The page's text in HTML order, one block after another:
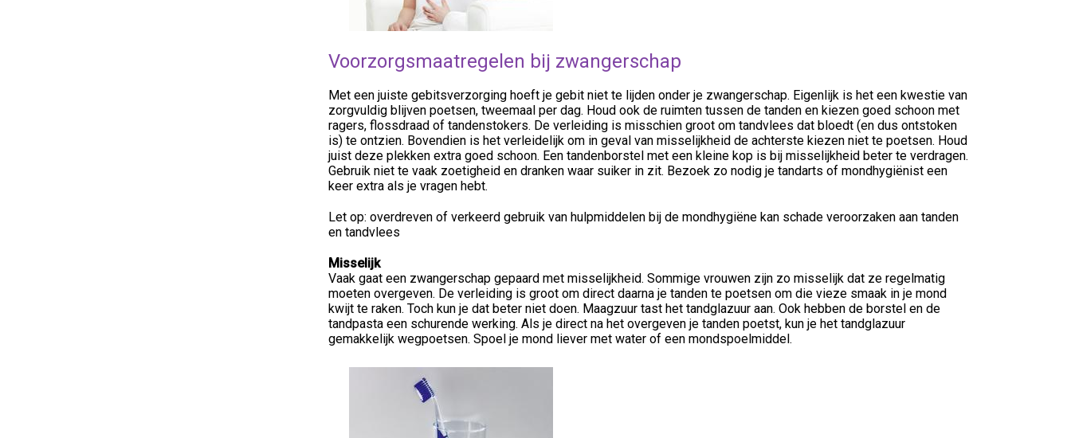
Voorzorgsmaatregelen bij zwangerschap
Met een juiste gebitsverzorging hoeft je gebit niet te lijden onder je zwangerschap. Eigenlijk is het een kwestie van
zorgvuldig blijven poetsen, tweemaal per dag. Houd ook de ruimten tussen de tanden en kiezen goed schoon met
ragers, flossdraad of tandenstokers. De verleiding is misschien groot om tandvlees dat bloedt (en dus ontstoken
is) te ontzien. Bovendien is het verleidelijk om in geval van misselijkheid de achterste kiezen niet te poetsen. Houd
juist deze plekken extra goed schoon. Een tandenborstel met een kleine kop is bij misselijkheid beter te verdragen.
Gebruik niet te vaak zoetigheid en dranken waar suiker in zit. Bezoek zo nodig je tandarts of mondhygiënist een
keer extra als je vragen hebt.
Let op: overdreven of verkeerd gebruik van hulpmiddelen bij de mondhygiëne kan schade veroorzaken aan tanden
en tandvlees
Misselijk
Vaak gaat een zwangerschap gepaard met misselijkheid. Sommige vrouwen zijn zo misselijk dat ze regelmatig
moeten overgeven. De verleiding is groot om direct daarna je tanden te poetsen om die vieze smaak in je mond
kwijt te raken. Toch kun je dat beter niet doen. Maagzuur tast het tandglazuur aan. Ook hebben de borstel en de
tandpasta een schurende werking. Als je direct na het overgeven je tanden poetst, kun je het tandglazuur
gemakkelijk wegpoetsen. Spoel je mond liever met water of een mondspoelmiddel.